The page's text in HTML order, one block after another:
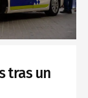
tras un